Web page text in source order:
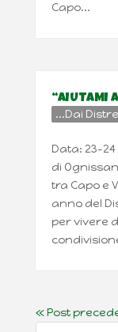
Capo...
“AIUTAMI
...Dai
Data: 23-
di
tra Capo e
anno del
per vivere
« Post